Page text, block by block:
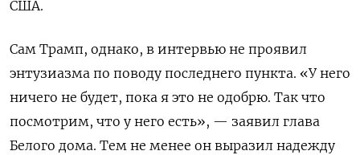
США.
Сам Трамп, однако, в интервью не проявил
энтузиазма по поводу последнего пункта. «У него
ничего не будет, пока я это не одобрю. Так что
посмотрим, что у него есть», — заявил глава
Белого дома. Тем не менее он выразил надежду